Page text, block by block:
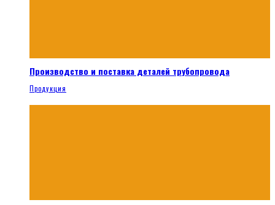
Производство и поставка деталей трубопровода
Продукция